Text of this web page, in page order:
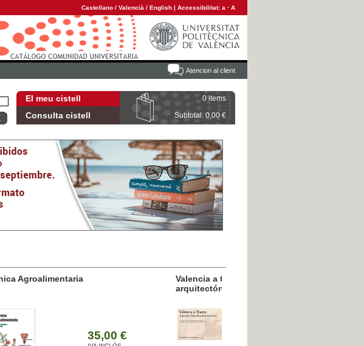
Castellano / Valencià / English | Accessibilitat: a · A
Atencion al client
El meu cistell 0 items
Consulta cistell Subtotal: 0,00 €
Valencia a trazos: expresión poligráfica